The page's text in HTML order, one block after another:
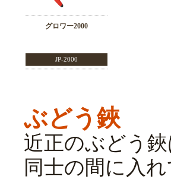
グロワー2000
JP-2000
ぶどう鋏
近正のぶどう
同士の間に入